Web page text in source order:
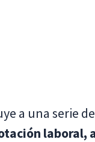
a una serie
laboral,